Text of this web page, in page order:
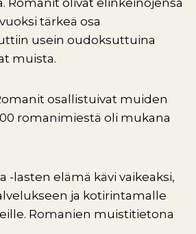
olivat elinkeinojensa
tärkeä osa
usein oudoksuttuina
muista.
osallistuivat muiden
romanimiestä oli mukana
lasten elämä kävi vaikeaksi,
ja kotirintamalle
Romanien muistitietona